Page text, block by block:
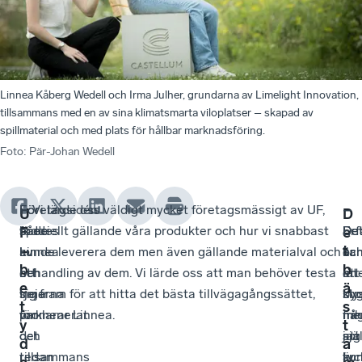
Linnea Kåberg Wedell och Irma Julher, grundarna av Limelight Innovation,
tillsammans med en av sina klimatsmarta viloplatser – skapad av
spillmaterial och med plats för hållbar marknadsföring.
Foto: Pär-Johan Wedell
Företagsidén
föddes
av
att
tjejerna
promenerat
och
tillsammans
U
F
–
b
e
t
y
d
För
både
Linnea
och
Irma
var
det
redan
– Vi lärde oss väldigt mycket företagsmässigt av UF,
speciellt gällande våra produkter och hur vi snabbast
kunde leverera dem men även gällande materialval och
behandling av dem. Vi lärde oss att man behöver testa
sig fram för att hitta det bästa tillvägagångssättet,
förklarar Linnea.
–
jag
D
e
t
b
ä
s
t
a
–
är
en
att
–
att
är